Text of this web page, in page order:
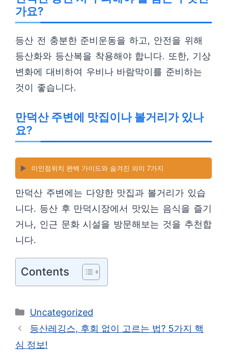
가요?
등산 전 충분한 준비운동을 하고, 안전을 위해
등산화와 등산복을 착용해야 합니다. 또한, 기상
변화에 대비하여 우비나 바람막이를 준비하는
것이 좋습니다.
만덕산 주변에 맛집이나 볼거리가 있나
요?
▶️ 미인점위치 완벽 가이드와 숨겨진 의미 7가지
만덕산 주변에는 다양한 맛집과 볼거리가 있습
니다. 등산 후 만덕시장에서 맛있는 음식을 즐기
거나, 인근 문화 시설을 방문해보는 것을 추천합
니다.
Contents
카
테
Uncategorized
등산레깅스, 후회 없이 고르는 법? 5가지 핵
심 정보!